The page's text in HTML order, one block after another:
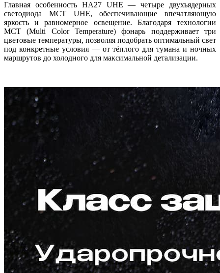
Главная особенность HA27 UHE — четыре двухъядерных
светодиода MCT UHE, обеспечивающие впечатляющую
яркость и равномерное освещение. Благодаря технологии
MCT (Multi Color Temperature) фонарь поддерживает три
цветовые температуры, позволяя подобрать оптимальный свет
под конкретные условия — от тёплого для тумана и ночных
маршрутов до холодного для максимальной детализации.